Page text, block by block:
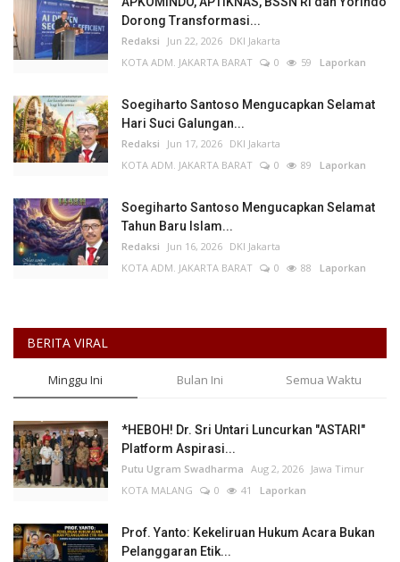
Dorong Transformasi...
Redaksi Jun 22, 2026 DKI Jakarta
KOTA ADM. JAKARTA BARAT
0 59 Laporkan
Soegiharto Santoso Mengucapkan Selamat
Hari Suci Galungan...
Redaksi Jun 17, 2026 DKI Jakarta
KOTA ADM. JAKARTA BARAT
0 89 Laporkan
Soegiharto Santoso Mengucapkan Selamat
Tahun Baru Islam...
Redaksi Jun 16, 2026 DKI Jakarta
KOTA ADM. JAKARTA BARAT
0 88 Laporkan
BERITA VIRAL
Minggu Ini Bulan Ini Semua Waktu
*HEBOH! Dr. Sri Untari Luncurkan "ASTARI"
Platform Aspirasi...
Putu Ugram Swadharma Aug 2, 2026 Jawa Timur
KOTA MALANG
0 41 Laporkan
Prof. Yanto: Kekeliruan Hukum Acara Bukan
Pelanggaran Etik...